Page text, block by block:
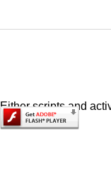
Either scripts and